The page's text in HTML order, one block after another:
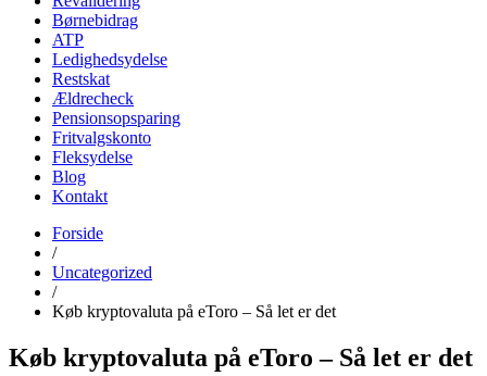
Børnebidrag
ATP
Ledighedsydelse
Restskat
Ældrecheck
Pensionsopsparing
Fritvalgskonto
Fleksydelse
Blog
Kontakt
udbetalingsoversigt.dk
Find alle datoer for udbetaling fra det offentlige her
Forside
/
Uncategorized
/
Køb kryptovaluta på eToro – Så let er det
Køb kryptovaluta på eToro – Så let er det